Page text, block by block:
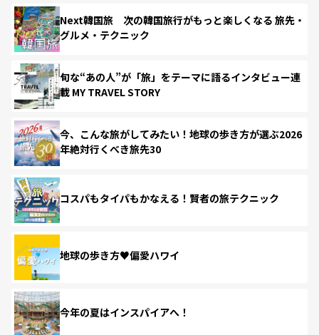
Next韓国旅 次の韓国旅行がもっと楽しくなる 旅先・
グルメ・テクニック
旬な“あの人”が「旅」をテーマに語るインタビュー連
載 MY TRAVEL STORY
今、こんな旅がしてみたい！地球の歩き方が選ぶ2026
年絶対行くべき旅先30
コスパもタイパもかなえる！賢者の旅テクニック
地球の歩き方♥偏愛ハワイ
今年の夏はインスパイアへ！